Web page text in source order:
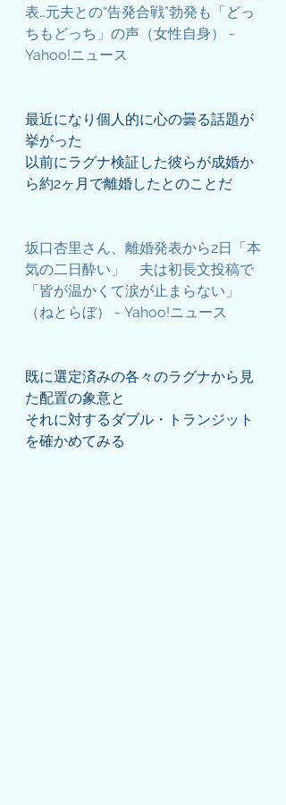
表…元夫との“告発合戦”勃発も「どっ
ちもどっち」の声（女性自身） -
Yahoo!ニュース
最近になり個人的に心の曇る話題が
挙がった
以前にラグナ検証した彼らが成婚か
ら約2ヶ月で離婚したとのことだ
坂口杏里さん、離婚発表から2日「本
気の二日酔い」　夫は初長文投稿で
「皆が温かくて涙が止まらない」
（ねとらぼ） - Yahoo!ニュース
既に選定済みの各々のラグナから見
た配置の象意と
それに対するダブル・トランジット
を確かめてみる